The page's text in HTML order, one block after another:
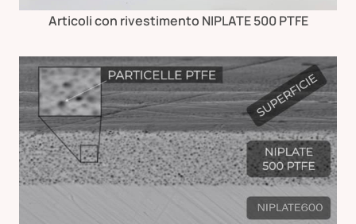
Articoli con rivestimento NIPLATE 500 PTFE